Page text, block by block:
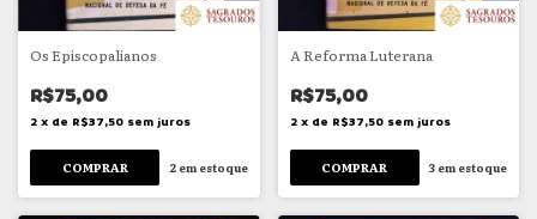
Os Episcopalianos
R$75,00
2 x de R$37,50 sem juros
2em estoque
A Reforma Luterana
R$75,00
2 x de R$37,50 sem juros
3 em estoque